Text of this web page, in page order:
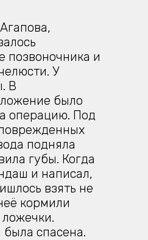
позвоночника и
У
В
было
операцию. Под
подняла
губы. Когда
и написал,
взять не
кормили
спасена.